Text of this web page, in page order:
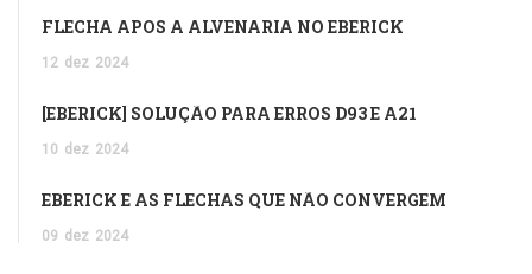
FLECHA APÓS A ALVENARIA NO EBERICK
12 dez 2024
[EBERICK] SOLUÇÃO PARA ERROS D93 E A21
10 dez 2024
EBERICK E AS FLECHAS QUE NÃO CONVERGEM
09 dez 2024